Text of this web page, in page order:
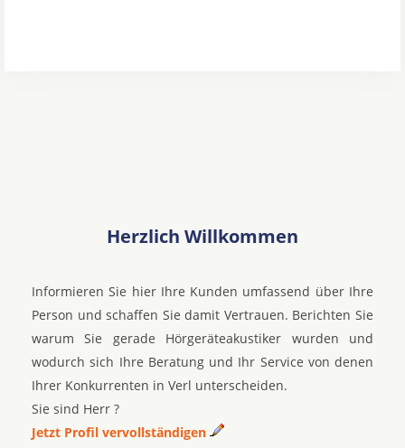
Herzlich Willkommen
Informieren Sie hier Ihre Kunden umfassend über Ihre
Person und schaffen Sie damit Vertrauen. Berichten Sie
warum Sie gerade Hörgeräteakustiker wurden und
wodurch sich Ihre Beratung und Ihr Service von denen
Ihrer Konkurrenten in Verl unterscheiden.
Sie sind Herr ?
Jetzt Profil vervollständigen